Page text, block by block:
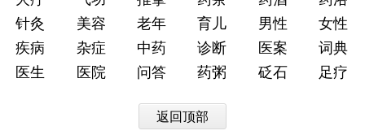
针灸
美容 老年 育儿 男性
女性
疾病
杂症 中药 诊断 医案
词典
医生
医院 问答 药粥 砭石 足疗
返回顶部